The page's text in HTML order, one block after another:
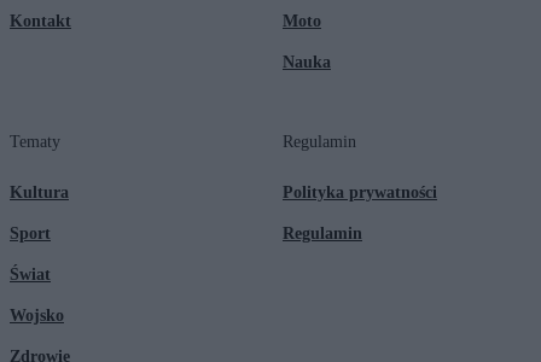
Kontakt Moto
Nauka
Tematy
Kultura
Sport
Świat
Wojsko
Zdrowie
Regulamin
Polityka prywatności
Regulamin